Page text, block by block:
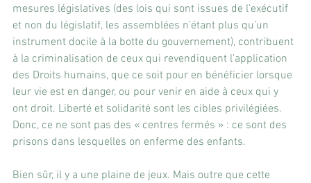
mesures législatives (des lois qui sont issues de l’exécutif
et non du législatif, les assemblées n’étant plus qu’un
instrument docile à la botte du gouvernement), contribuent
à la criminalisation de ceux qui revendiquent l’application
des Droits humains, que ce soit pour en bénéficier lorsque
leur vie est en danger, ou pour venir en aide à ceux qui y
ont droit. Liberté et solidarité sont les cibles privilégiées.
Donc, ce ne sont pas des « centres fermés » : ce sont des
prisons dans lesquelles on enferme des enfants.
Bien sûr, il y a une plaine de jeux. Mais outre que cette